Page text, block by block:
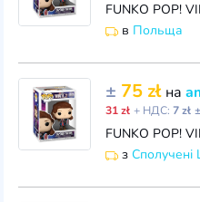
FUNKO POP!
в Польща
± 75 zł на
31 zł + НДС: 7 zł
FUNKO POP!
з Сполучені